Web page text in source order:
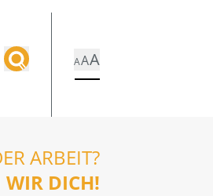
AAA
ARBEIT?
DICH!